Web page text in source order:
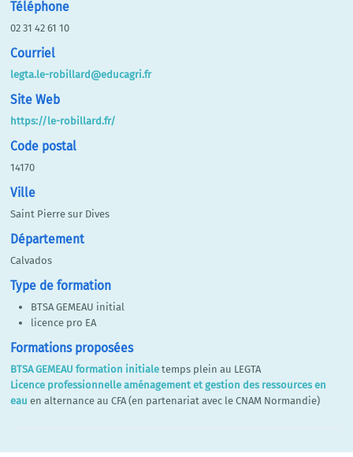
Téléphone
02 31 42 61 10
Courriel
legta.le-robillard@educagri.fr
Site Web
https://le-robillard.fr/
Code postal
14170
Ville
Saint Pierre sur Dives
Département
Calvados
Type de formation
BTSA GEMEAU initial
licence pro EA
Formations proposées
BTSA GEMEAU formation initiale temps plein au LEGTA
Licence professionnelle aménagement et gestion des ressources en
eau en alternance au CFA (en partenariat avec le CNAM Normandie)